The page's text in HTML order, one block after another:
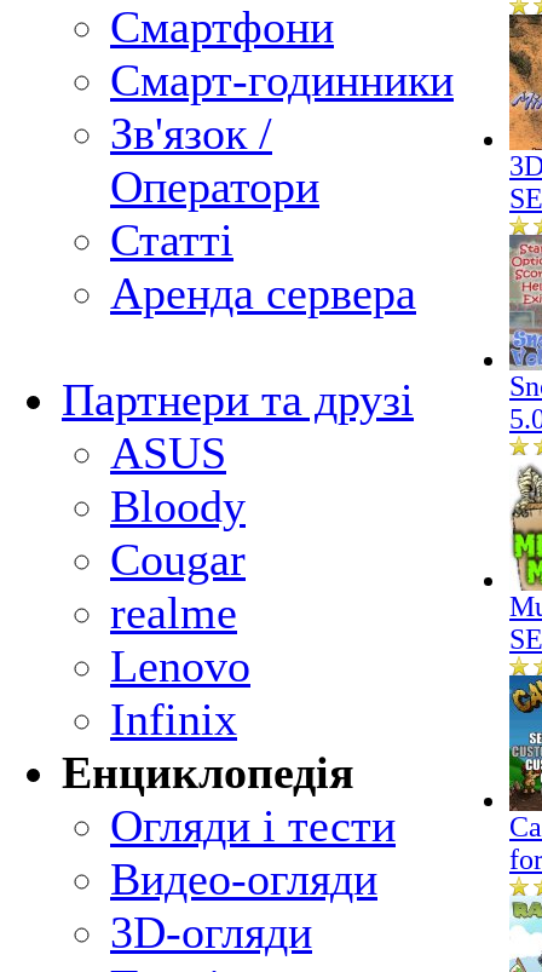
Смартфони
Смарт-годинники
Зв'язок /
Оператори
Статті
Аренда сервера
Партнери та друзі
ASUS
Bloody
Cougar
realme
Lenovo
Infinix
Енциклопедія
Огляди і тести
Видео-огляди
3D-огляди